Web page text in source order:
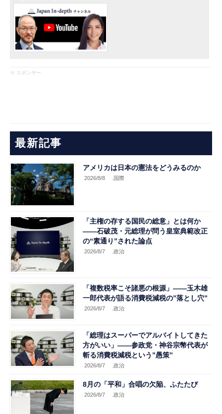
※ スポンサー
最新記事
アメリカは日本の憲法をどうみるのか
2026/8/8 .国際
「主権の存する国民の総意」とは何か
――石破茂・元総理が問う皇室典範改正
の“素通り”された論点
2026/8/7 .政治
「複数税率こそ諸悪の根源」――玉木雄
一郎代表が語る消費税減税の”落とし穴”
2026/8/7 .政治
「総理はスーパーでアルバイトしてきた
方がいい」――参政党・神谷宗幣代表が
斬る消費税減税という”愚策”
2026/8/7 .政治
8月の「平和」合唱の欠陥、ふたたび
2026/8/7 .政治